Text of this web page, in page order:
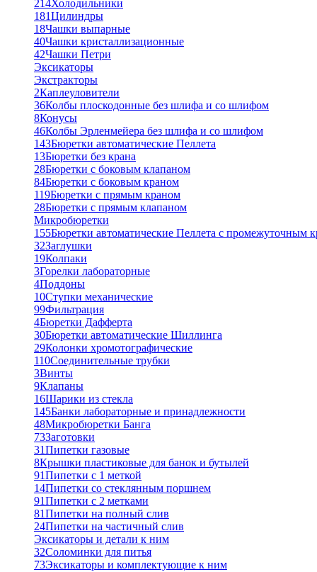
214Холодильники
181Цилиндры
18Чашки выпарные
40Чашки кристаллизационные
42Чашки Петри
Эксикаторы
Экстракторы
2Каплеуловители
36Колбы плоскодонные без шлифа и со шлифом
8Конусы
46Колбы Эрленмейера без шлифа и со шлифом
143Бюретки автоматические Пеллета
13Бюретки без крана
28Бюретки с боковым клапаном
84Бюретки с боковым краном
119Бюретки с прямым краном
28Бюретки с прямым клапаном
Микробюретки
155Бюретки автоматические Пеллета с промежуточным
32Заглушки
19Колпаки
3Горелки лабораторные
4Поддоны
10Ступки механические
99Фильтрация
4Бюретки Дафферта
30Бюретки автоматические Шиллинга
29Колонки хромотографические
110Соединительные трубки
3Винты
9Клапаны
16Шарики из стекла
145Банки лабораторные и принадлежности
48Микробюретки Банга
73Заготовки
31Пипетки газовые
8Крышки пластиковые для банок и бутылей
91Пипетки с 1 меткой
14Пипетки со стеклянным поршнем
91Пипетки с 2 метками
81Пипетки на полный слив
24Пипетки на частичный слив
Эксикаторы и детали к ним
32Соломинки для питья
73Эксикаторы и комплектующие к ним